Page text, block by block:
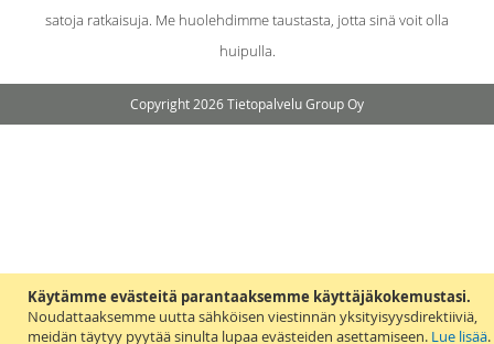
Käytämme evästeitä parantaaksemme käyttäjäkokemustasi.
Noudattaaksemme uutta sähköisen viestinnän yksityisyysdirektiiviä,
meidän täytyy pyytää sinulta lupaa evästeiden asettamiseen. Lue lisää.
satoja ratkaisuja. Me huolehdimme taustasta, jotta sinä voit olla
huipulla.
Copyright 2026 Tietopalvelu Group Oy